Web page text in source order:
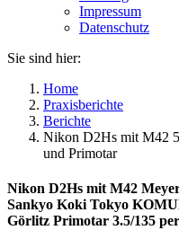
Impressum
Datenschutz
Sie sind hier:
Home
Praxisberichte
Berichte
Nikon D2Hs mit M42
und Primotar
Nikon D2Hs mit M42
Sankyo Koki Tokyo
Görlitz Primotar 3.5/135